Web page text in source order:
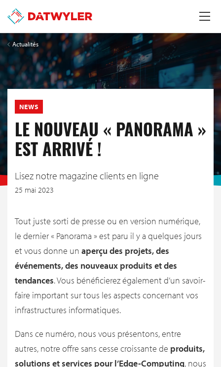
Actualités
NEWS
LE NOUVEAU « PANORAMA »
EST ARRIVÉ !
Lisez notre magazine clients en ligne
25 mai 2023
Tout juste sorti de presse ou en version numérique,
le dernier « Panorama » est paru il y a quelques jours
et vous donne un aperçu des projets, des
événements, des nouveaux produits et des
tendances. Vous bénéficierez également d’un savoir-
faire important sur tous les aspects concernant vos
infrastructures informatiques.
Dans ce numéro, nous vous présentons, entre
autres, notre offre sans cesse croissante de produits,
solutions et services pour l’Edge-Computing, nous